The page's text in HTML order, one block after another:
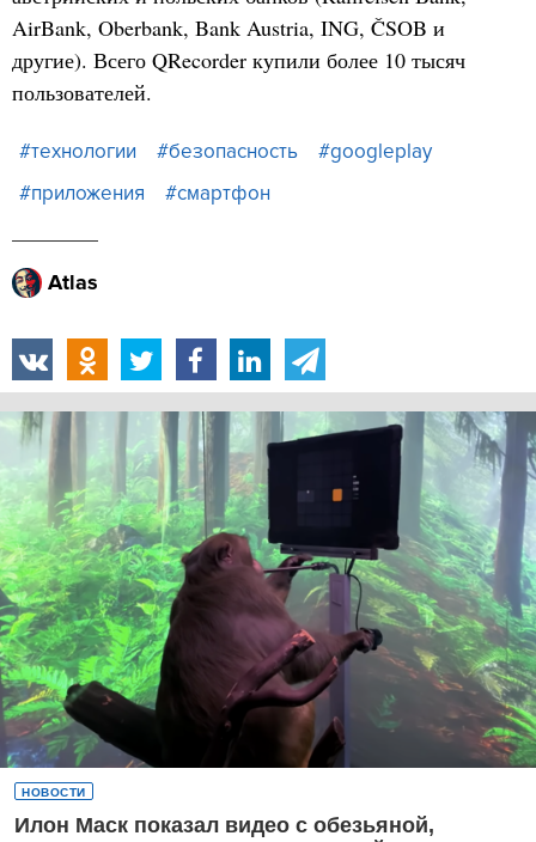
AirBank, Oberbank, Bank Austria, ING, ČSOB и
другие). Всего QRecorder купили более 10 тысяч
пользователей.
#технологии #безопасность
#googleplay
#приложения
#смартфон
Atlas
НОВОСТИ
Илон Маск показал видео с обезьяной,